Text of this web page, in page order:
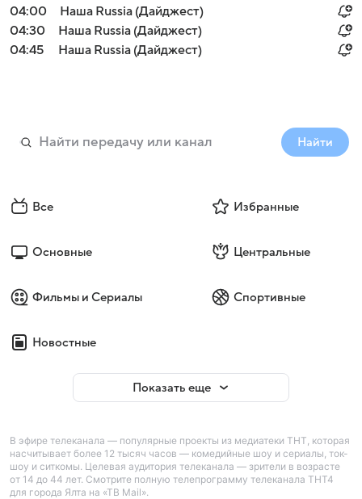
04:00
Наша Russia (Дайджест)
04:30
Наша Russia (Дайджест)
04:45
Наша Russia (Дайджест)
Найти
Все Избранные
Основные Центральные
Фильмы и Сериалы Спортивные
Новостные
Показать еще
В эфире телеканала — популярные проекты из медиатеки ТНТ, которая
насчитывает более 12 тысяч часов — комедийные шоу и сериалы, ток-
шоу и ситкомы. Целевая аудитория телеканала — зрители в возрасте
от 14 до 44 лет. Смотрите полную телепрограмму телеканала ТНТ4
для города Ялта на «ТВ Mail».